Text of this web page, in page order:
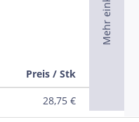
Preis / Stk
28,75 €